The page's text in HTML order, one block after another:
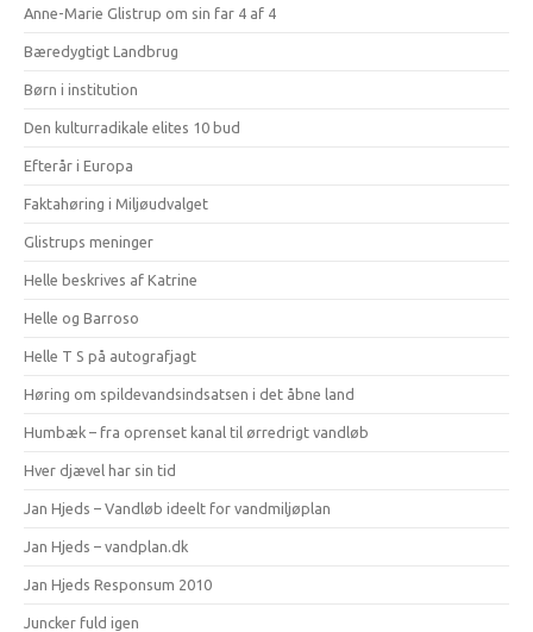
Anne-Marie Glistrup om sin far 4 af 4
Bæredygtigt Landbrug
Børn i institution
Den kulturradikale elites 10 bud
Efterår i Europa
Faktahøring i Miljøudvalget
Glistrups meninger
Helle beskrives af Katrine
Helle og Barroso
Helle T S på autografjagt
Høring om spildevandsindsatsen i det åbne land
Humbæk – fra oprenset kanal til ørredrigt vandløb
Hver djævel har sin tid
Jan Hjeds – Vandløb ideelt for vandmiljøplan
Jan Hjeds – vandplan.dk
Jan Hjeds Responsum 2010
Juncker fuld igen